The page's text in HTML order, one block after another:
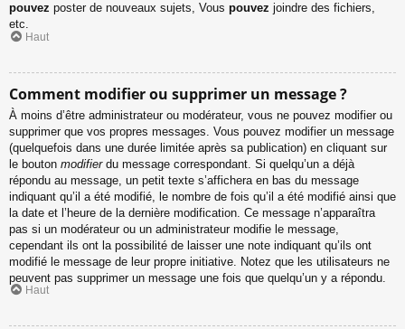
pouvez poster de nouveaux sujets, Vous pouvez joindre des fichiers,
etc.
Haut
Comment modifier ou supprimer un message ?
À moins d’être administrateur ou modérateur, vous ne pouvez modifier ou
supprimer que vos propres messages. Vous pouvez modifier un message
(quelquefois dans une durée limitée après sa publication) en cliquant sur
le bouton modifierdu message correspondant. Si quelqu’un a déjà
répondu au message, un petit texte s’affichera en bas du message
indiquant qu’il a été modifié, le nombre de fois qu’il a été modifié ainsi que
la date et l’heure de la dernière modification. Ce message n’apparaîtra
pas si un modérateur ou un administrateur modifie le message,
cependant ils ont la possibilité de laisser une note indiquant qu’ils ont
modifié le message de leur propre initiative. Notez que les utilisateurs ne
peuvent pas supprimer un message une fois que quelqu’un y a répondu.
Haut